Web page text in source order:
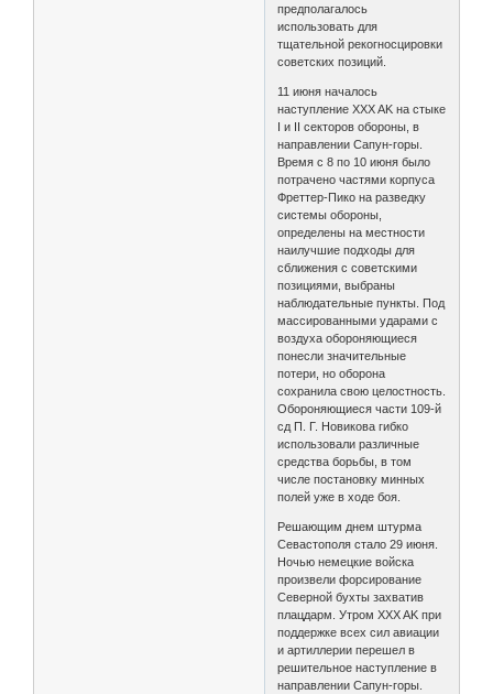
предполагалось
использовать для
тщательной рекогносцировки
советских позиций.
11 июня началось
наступление XXX AK на стыке
I и II секторов обороны, в
направлении Сапун-горы.
Время с 8 по 10 июня было
потрачено частями корпуса
Фреттер-Пико на разведку
системы обороны,
определены на местности
наилучшие подходы для
сближения с советскими
позициями, выбраны
наблюдательные пункты. Под
массированными ударами с
воздуха обороняющиеся
понесли значительные
потери, но оборона
сохранила свою целостность.
Обороняющиеся части 109-й
сд П. Г. Новикова гибко
использовали различные
средства борьбы, в том
числе постановку минных
полей уже в ходе боя.
Решающим днем штурма
Севастополя стало 29 июня.
Ночью немецкие войска
произвели форсирование
Северной бухты захватив
плацдарм. Утром XXX AK при
поддержке всех сил авиации
и артиллерии перешел в
решительное наступление в
направлении Сапун-горы.